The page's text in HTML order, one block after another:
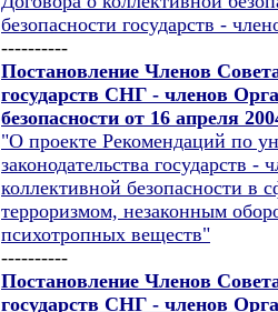
безопасности государств -
----------
Постановление Членов
государств СНГ - членов
безопасности от 16 апреля
"О проекте Рекомендаций по
законодательства государств
коллективной безопасности в
терроризмом, незаконным
психотропных веществ"
----------
Постановление Членов
государств СНГ - членов